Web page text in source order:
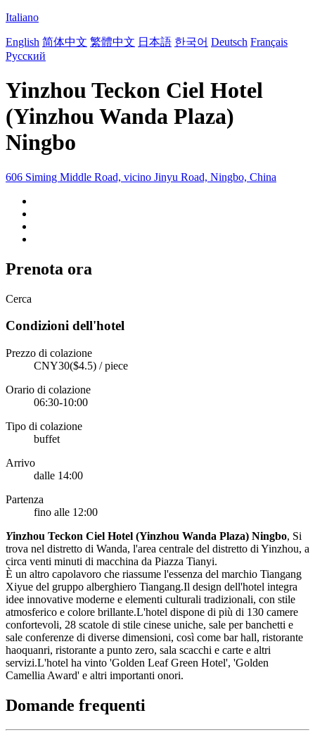
Italiano
English 简体中文 繁體中文 日本語 한국어 Deutsch Français
Русский
Yinzhou Teckon Ciel Hotel
(Yinzhou Wanda Plaza)
Ningbo
606 Siming Middle Road, vicino Jinyu Road, Ningbo, China
Prenota ora
Cerca
Condizioni dell'hotel
Prezzo di colazione
CNY30($4.5) / piece
Orario di colazione
06:30-10:00
Tipo di colazione
buffet
Arrivo
dalle 14:00
Partenza
fino alle 12:00
Yinzhou Teckon Ciel Hotel (Yinzhou Wanda Plaza) Ningbo, Si
trova nel distretto di Wanda, l'area centrale del distretto di Yinzhou, a
circa venti minuti di macchina da Piazza Tianyi.
È un altro capolavoro che riassume l'essenza del marchio Tiangang
Xiyue del gruppo alberghiero Tiangang.Il design dell'hotel integra
idee innovative moderne e elementi culturali tradizionali, con stile
atmosferico e colore brillante.L'hotel dispone di più di 130 camere
confortevoli, 28 scatole di stile cinese uniche, sale per banchetti e
sale conferenze di diverse dimensioni, così come bar hall, ristorante
haoquanri, ristorante a punto zero, sala scacchi e carte e altri
servizi.L'hotel ha vinto 'Golden Leaf Green Hotel', 'Golden
Camellia Award' e altri importanti onori.
Domande frequenti